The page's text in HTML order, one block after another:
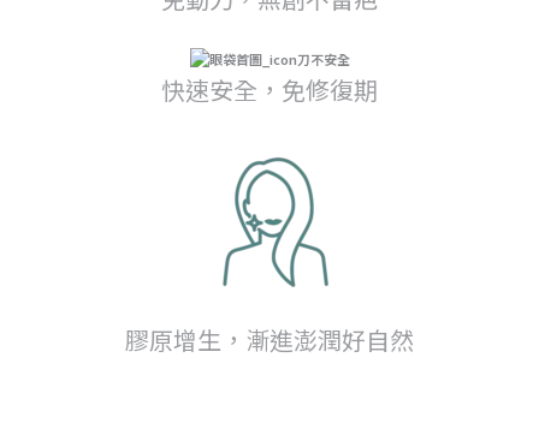
快速安全，免修復期
膠原增生，漸進澎潤好自然